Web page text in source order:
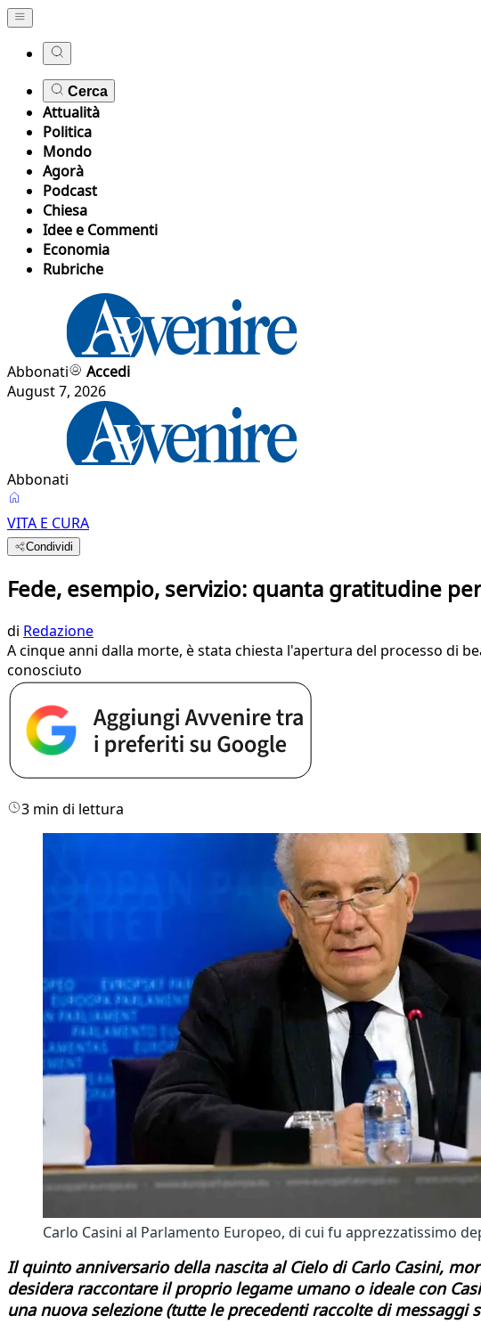
Cerca
Attualità
Politica
Mondo
Agorà
Podcast
Chiesa
Idee e Commenti
Economia
Rubriche
Abbonati
Accedi
August 7, 2026
Abbonati
VITA E CURA
Condividi
Fede, esempio, servizio: quanta gratitudine
di Redazione
A cinque anni dalla morte, è stata chiesta l'apertura del processo di
conosciuto
3 min di lettura
Carlo Casini al Parlamento Europeo, di cui fu apprezzatissimo
Il quinto anniversario della nascita al Cielo di Carlo Casini,
desidera raccontare il proprio legame umano o ideale con
una nuova selezione (tutte le precedenti raccolte di messaggi